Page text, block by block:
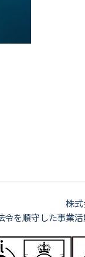
株式
令を順守した事業